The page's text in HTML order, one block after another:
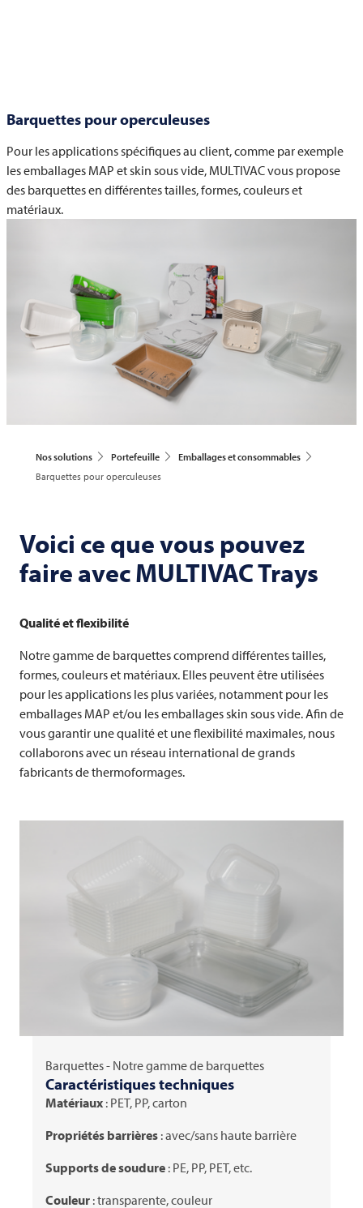
Barquettes pour operculeuses
Pour les applications spécifiques au client, comme par exemple
les emballages MAP et skin sous vide, MULTIVAC vous propose
des barquettes en différentes tailles, formes, couleurs et
matériaux.
Nos solutions Portefeuille
Emballages et consommables
Barquettes pour operculeuses
Voici ce que vous pouvez
faire avecMULTIVACTrays
Qualité et flexibilité
Notre gamme de barquettes comprend différentes tailles,
formes, couleurs et matériaux. Elles peuvent être utilisées
pour les applications les plus variées, notamment pour les
emballages MAP et/ou les emballages skin sous vide. Afin de
vous garantir une qualité et une flexibilité maximales, nous
collaborons avec un réseau international de grands
fabricants de thermoformages.
Barquettes - Notre gamme de barquettes
Caractéristiques techniques
Matériaux : PET, PP, carton
Propriétés barrières : avec/sans haute barrière
Supports de soudure : PE, PP, PET, etc.
Couleur : transparente, couleur